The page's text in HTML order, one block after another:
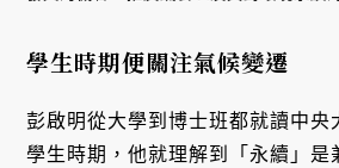
學生時期便關注氣候變遷
彭啟明從大學到博士班都就讀中央
學生時期，他就理解到「永續」是